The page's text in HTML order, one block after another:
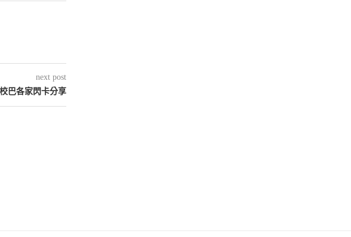
next post
巴各家閃卡分享